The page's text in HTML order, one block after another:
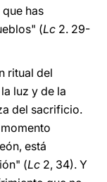
que has
(Lc 2. 29-
ritual del
luz y de la
del sacrificio.
está
(Lc 2, 34). Y